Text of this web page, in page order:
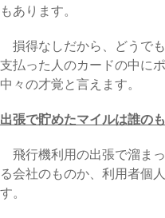
もあります。
損得なしだから、どうで
支払った人のカードの中に
中々の才覚と言えます。
出張で貯めたマイルは誰の
飛行機利用の出張で溜ま
る会社のものか、利用者個
す。